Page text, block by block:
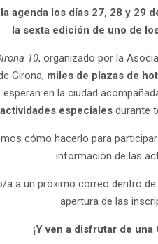
agenda los días 27, 28 y 29
la sexta edición de uno de
10, organizado por la
Girona, miles de plazas de
esperan en la ciudad
actividades especialesdurante
cómo hacerlo para
información de las
a a un próximo correo dentro
apertura de las
¡Y ven a disfrutar de una